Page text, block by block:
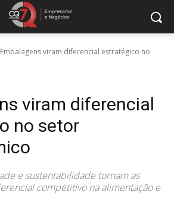
Embalagens viram diferencial estratégico no
viram diferencial
no setor
e sustentabilidade tornam as
competitivo na alimentação e